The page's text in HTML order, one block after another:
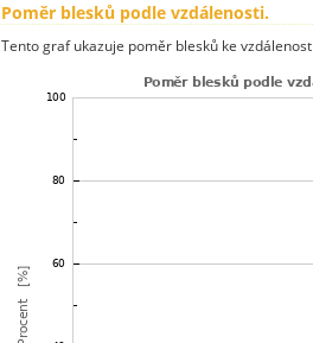
Poměr blesků podle vzdálenosti.
Tento graf ukazuje poměr blesků ke